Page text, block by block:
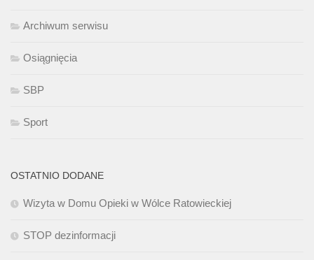
Archiwum serwisu
Osiągnięcia
SBP
Sport
OSTATNIO DODANE
Wizyta w Domu Opieki w Wólce Ratowieckiej
STOP dezinformacji